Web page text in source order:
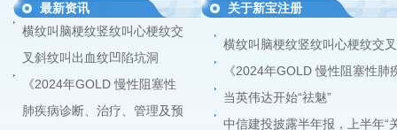
最新资讯
横纹叫脑梗纹竖纹叫心梗纹交
叉斜纹叫出血纹凹陷坑洞
《2024年GOLD 慢性阻塞性
肺疾病诊断、治疗、管理及预
关于新宝注册
横纹叫脑梗纹竖纹叫心梗纹交
《2024年GOLD 慢性阻塞性
当英伟达开始“祛魅”
中信建投披露半年报，上半年“